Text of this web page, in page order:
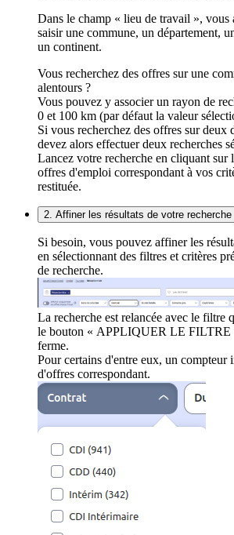
Dans le champ « lieu de travail », vous
saisir une commune, un département,
un continent.
Vous recherchez des offres sur une
alentours ?
Vous pouvez y associer un rayon de
0 et 100 km (par défaut la valeur
Si vous recherchez des offres sur deux
devez alors effectuer deux recherches
Lancez votre recherche en cliquant sur
offres d'emploi correspondant à vos
restituée.
2. Affiner les résultats de votre recherche
Si besoin, vous pouvez affiner les
en sélectionnant des filtres et critères
de recherche.
La recherche est relancée avec le filtre
le bouton « APPLIQUER LE FILTRE
ferme.
Pour certains d'entre eux, un compteur
d'offres correspondant.